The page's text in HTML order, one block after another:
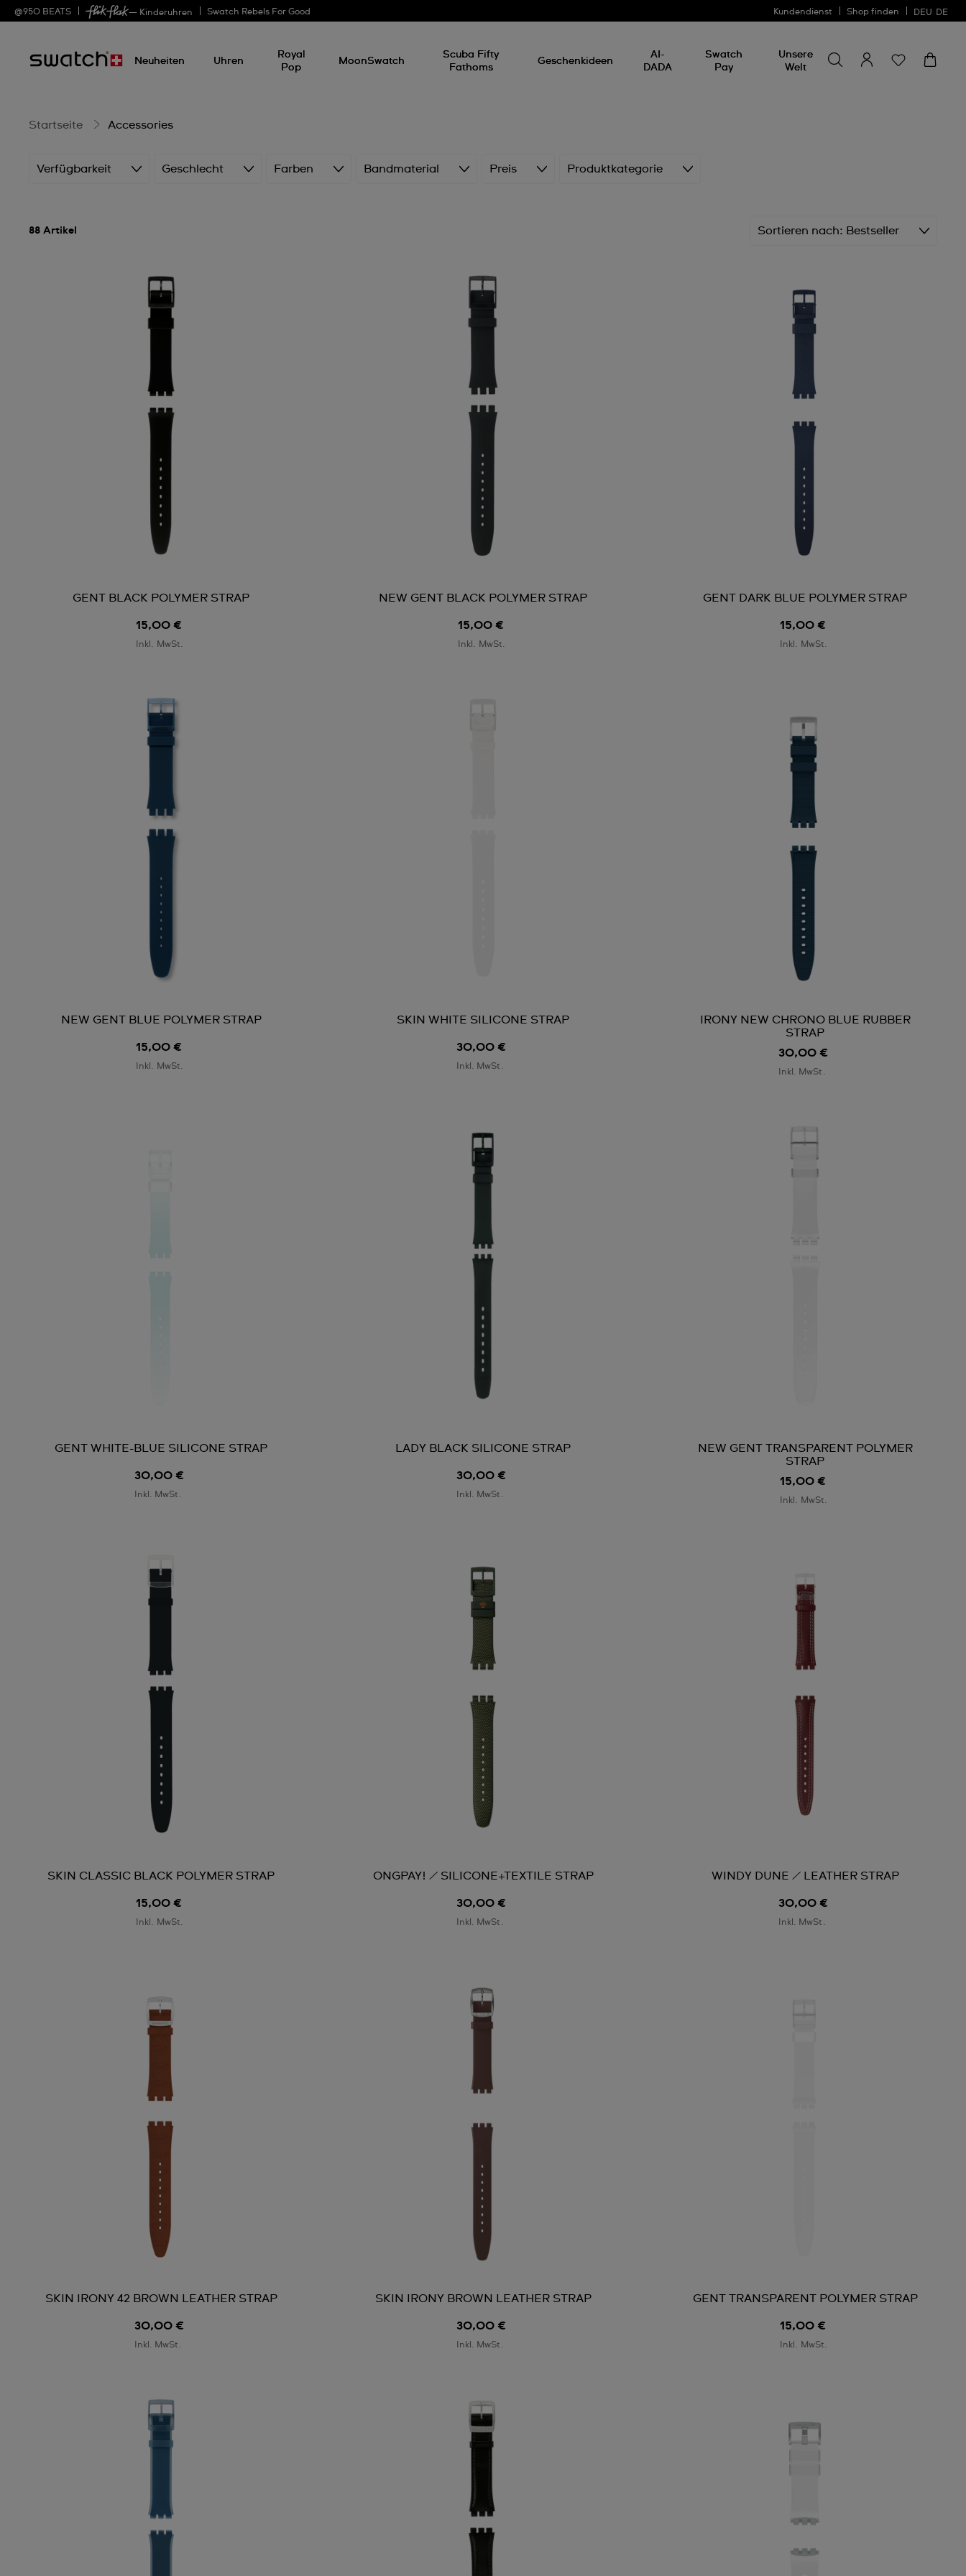
@950 BEATS — Kinderuhren Swatch Rebels For Good Kundendienst Shop finden DEU DE
Neuheiten Uhren
Royal
Pop
MoonSwatch
Scuba Fifty
Fathoms
Geschenkideen
AI-
DADA
Swatch
Pay
Unsere
Welt
etwas
suchen
Accessories
Startseite Accessories
Verfügbarkeit Geschlecht Farben Bandmaterial Preis Produktkategorie
88 Artikel Sortieren nach Bestseller
GENT BLACK POLYMER STRAP
15,00 €
Inkl. MwSt.
NEW GENT BLACK POLYMER STRAP
15,00 €
Inkl. MwSt.
GENT DARK BLUE POLYMER STRAP
15,00 €
Inkl. MwSt.
NEW GENT BLUE POLYMER STRAP
15,00 €
Inkl. MwSt.
SKIN WHITE SILICONE STRAP
30,00 €
Inkl. MwSt.
IRONY NEW CHRONO BLUE RUBBER
STRAP
30,00 €
Inkl. MwSt.
GENT WHITE-BLUE SILICONE STRAP
30,00 €
Inkl. MwSt.
LADY BLACK SILICONE STRAP
30,00 €
Inkl. MwSt.
NEW GENT TRANSPARENT POLYMER
STRAP
15,00 €
Inkl. MwSt.
SKIN CLASSIC BLACK POLYMER STRAP
15,00 €
Inkl. MwSt.
ONGPAY! / SILICONE+TEXTILE STRAP
30,00 €
Inkl. MwSt.
WINDY DUNE / LEATHER STRAP
30,00 €
Inkl. MwSt.
SKIN IRONY 42 BROWN LEATHER STRAP
30,00 €
Inkl. MwSt.
SKIN IRONY BROWN LEATHER STRAP
30,00 €
Inkl. MwSt.
GENT TRANSPARENT POLYMER STRAP
15,00 €
Inkl. MwSt.